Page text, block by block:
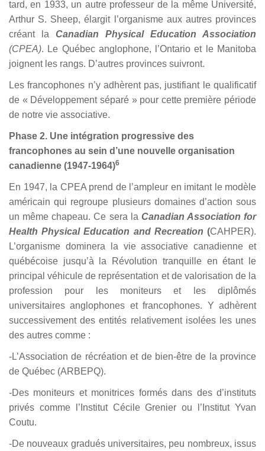
tard, en 1933, un autre professeur de la même Université,
Arthur S. Sheep, élargit l’organisme aux autres provinces
créant la Canadian Physical Education Association
(CPEA). Le Québec anglophone, l’Ontario et le Manitoba
joignent les rangs. D’autres provinces suivront.
Les francophones n’y adhèrent pas, justifiant le qualificatif
de « Développement séparé » pour cette première période
de notre vie associative.
Phase 2. Une intégration progressive des
francophones au sein d’une nouvelle organisation
canadienne (1947-1964)6
En 1947, la CPEA prend de l’ampleur en imitant le modèle
américain qui regroupe plusieurs domaines d’action sous
un même chapeau.Ce sera la Canadian Association for
Health Physical Education and Recreation (CAHPER).
L’organisme dominera la vie associative canadienne et
québécoise jusqu’à la Révolution tranquille en étant le
principal véhicule de représentation et de valorisation de la
profession pour les moniteurs et les diplômés
universitaires anglophones et francophones. Y adhèrent
successivement des entités relativement isolées les unes
des autres comme :
-L’Association de récréation et de bien-être de la province
de Québec (ARBEPQ).
-Des moniteurs et monitrices formés dans des d’instituts
privés comme l’Institut Cécile Grenier ou l’Institut Yvan
Coutu.
-De nouveaux gradués universitaires, peu nombreux, issus